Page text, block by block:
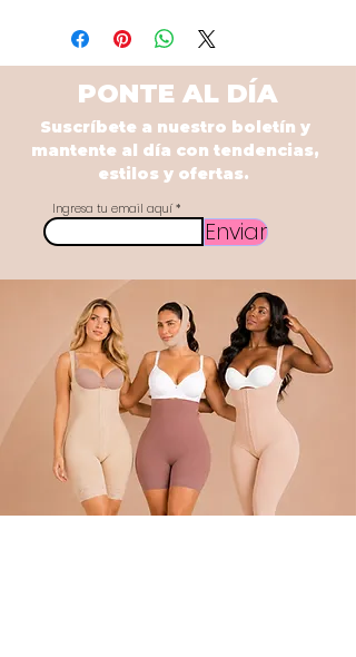
PONTE AL DÍA
Suscríbete a nuestro boletín y
mantente al día con tendencias,
estilos y ofertas.
Ingresa tu email aquí
Enviar